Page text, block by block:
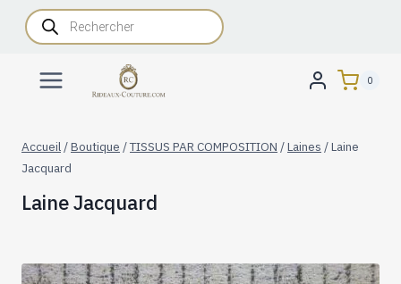
AllerRecherche
de
produits
0
Accueil /Boutique /TISSUS PAR COMPOSITION /Laines /Laine
Jacquard
Laine Jacquard